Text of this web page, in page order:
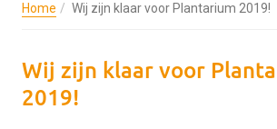
Home Wij zijn klaar voor Plantarium 2019!
Wij zijn klaar voor
2019!